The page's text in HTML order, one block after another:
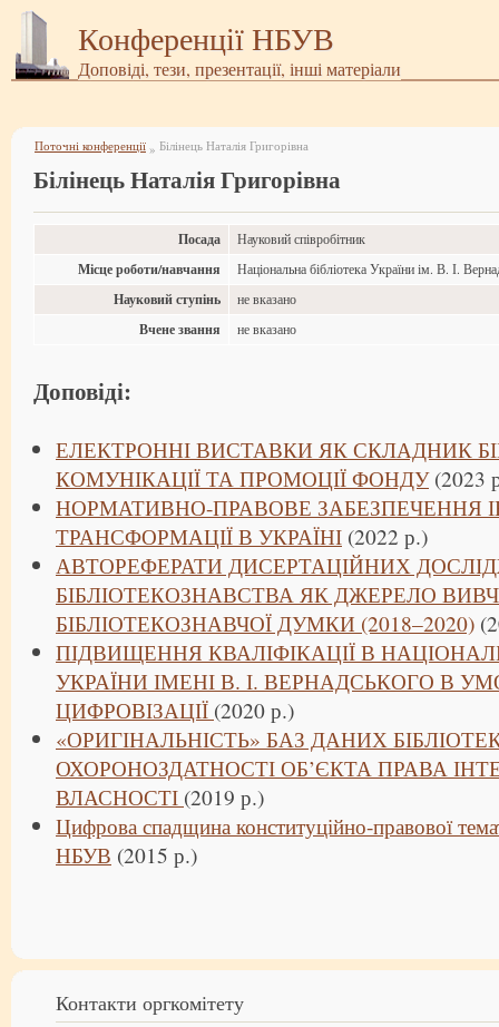
Конференції НБУВ
Доповіді, тези, презентації, інші матеріали
Поточні конференції » Білінець Наталія Григорівна
Білінець Наталія Григорівна
Посада Науковий співробітник
Місце роботи/навчання Національна бібліотека України ім. В. І.
Науковий ступінь не вказано
Вчене звання не вказано
Доповіді:
ЕЛЕКТРОННІ ВИСТАВКИ ЯК СКЛАДНИК
КОМУНІКАЦІЇ ТА ПРОМОЦІЇ ФОНДУ(2023
НОРМАТИВНО-ПРАВОВЕ ЗАБЕЗПЕЧЕННЯ
ТРАНСФОРМАЦІЇ В УКРАЇНІ (2022 р.)
АВТОРЕФЕРАТИ ДИСЕРТАЦІЙНИХ
БІБЛІОТЕКОЗНАВСТВА ЯК ДЖЕРЕЛО
БІБЛІОТЕКОЗНАВЧОЇ ДУМКИ (2018–2020)
ПІДВИЩЕННЯ КВАЛІФІКАЦІЇ В
УКРАЇНИ ІМЕНІ В. І. ВЕРНАДСЬКОГО В
ЦИФРОВІЗАЦІЇ (2020 р.)
«ОРИГІНАЛЬНІСТЬ» БАЗ ДАНИХ
ОХОРОНОЗДАТНОСТІ ОБ’ЄКТА ПРАВА
ВЛАСНОСТІ (2019 р.)
Цифрова спадщина конституційно-правової
НБУВ (2015 р.)
Контакти оргкомітету